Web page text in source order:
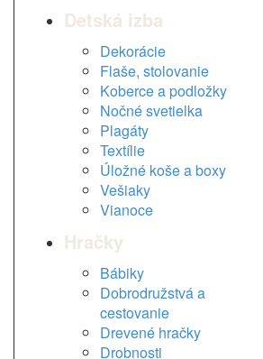
Detská izba
Dekorácie
Flaše, stolovanie
Koberce a podložky
Nočné svetielka
Plagáty
Textílie
Úložné koše a boxy
Vešiaky
Vianoce
Hračky
Bábiky
Dobrodružstvá a
cestovanie
Drevené hračky
Drobnosti